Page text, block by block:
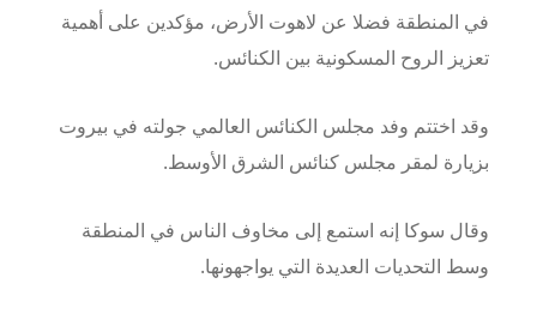
في المنطقة فضلا عن لاهوت الأرض، مؤكدين على أهمية
تعزيز الروح المسكونية بين الكنائس.
وقد اختتم وفد مجلس الكنائس العالمي جولته في بيروت
بزيارة لمقر مجلس كنائس الشرق الأوسط.
وقال سوكا إنه استمع إلى مخاوف الناس في المنطقة
وسط التحديات العديدة التي يواجهونها.